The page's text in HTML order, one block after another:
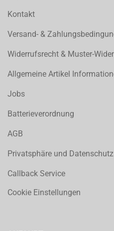
Kontakt
Versand- &
Widerrufsrecht & Muster-
Allgemeine Artikel
Jobs
Batterieverordnung
AGB
Privatsphäre und Datenschutz
Callback Service
Cookie Einstellungen